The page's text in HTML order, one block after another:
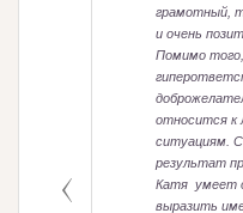
грамотный,
и очень
Помимо
относится
ситуациям.
результат
Катя умеет
выразить